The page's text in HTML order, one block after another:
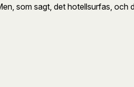
som sagt, det hotellsurfas, och